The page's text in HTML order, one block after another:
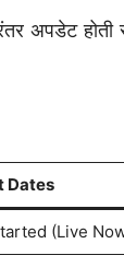
अपडेट होती
Dates
(Live